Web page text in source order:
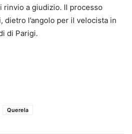
rinvio a giudizio. Il processo
dietro l’angolo per il velocista in
di Parigi.
Querela